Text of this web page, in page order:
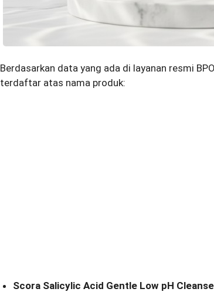
Berdasarkan data yang ada di layanan resmi
terdaftar atas nama produk:
Scora Salicylic Acid Gentle Low pH